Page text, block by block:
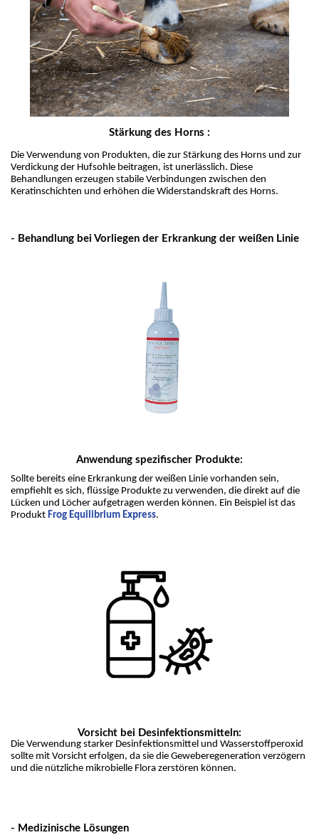
Stärkung des Horns :
Die Verwendung von Produkten, die zur Stärkung des Horns und zur
Verdickung der Hufsohle beitragen, ist unerlässlich. Diese
Behandlungen erzeugen stabile Verbindungen zwischen den
Keratinschichten und erhöhen die Widerstandskraft des Horns.
- Behandlung bei Vorliegen der Erkrankung der weißen Linie
Anwendung spezifischer Produkte:
Sollte bereits eine Erkrankung der weißen Linie vorhanden sein,
empfiehlt es sich, flüssige Produkte zu verwenden, die direkt auf die
Lücken und Löcher aufgetragen werden können. Ein Beispiel ist das
Produkt Frog Equilibrium Express.
Vorsicht bei Desinfektionsmitteln:
Die Verwendung starker Desinfektionsmittel und Wasserstoffperoxid
sollte mit Vorsicht erfolgen, da sie die Geweberegeneration verzögern
und die nützliche mikrobielle Flora zerstören können.
- Medizinische Lösungen